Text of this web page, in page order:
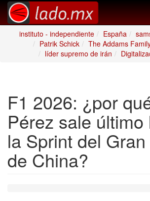
instituto - independiente
España
Patrik Schick
The Addams
líder supremo de irán
F1 2026: ¿por
Pérez sale último
la Sprint del
de China?